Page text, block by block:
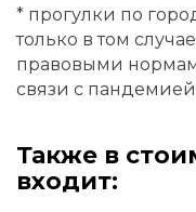
* прогулки по
только в том
правовыми
связи с пандемией
Также в
входит: